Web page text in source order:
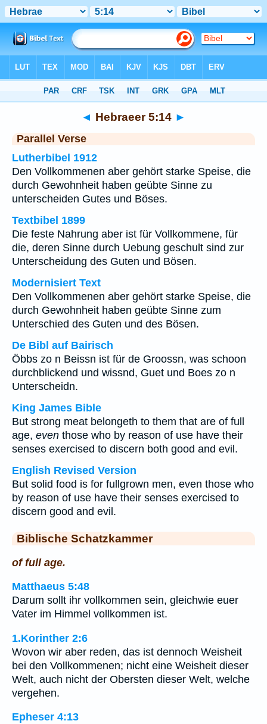
◄ Hebraeer 5:14 ►
Parallel Verse
Lutherbibel 1912
Den Vollkommenen aber gehört starke Speise, die
durch Gewohnheit haben geübte Sinne zu
unterscheiden Gutes und Böses.
Textbibel 1899
Die feste Nahrung aber ist für Vollkommene, für
die, deren Sinne durch Uebung geschult sind zur
Unterscheidung des Guten und Bösen.
Modernisiert Text
Den Vollkommenen aber gehört starke Speise, die
durch Gewohnheit haben geübte Sinne zum
Unterschied des Guten und des Bösen.
De Bibl auf Bairisch
Öbbs zo n Beissn ist für de Groossn, was schoon
durchblickend und wissnd, Guet und Boes zo n
Unterscheidn.
King James Bible
But strong meat belongeth to them that are of full
age, even those who by reason of use have their
senses exercised to discern both good and evil.
English Revised Version
But solid food is for fullgrown men, even those who
by reason of use have their senses exercised to
discern good and evil.
Biblische Schatzkammer
of full age.
Matthaeus 5:48
Darum sollt ihr vollkommen sein, gleichwie euer
Vater im Himmel vollkommen ist.
1.Korinther 2:6
Wovon wir aber reden, das ist dennoch Weisheit
bei den Vollkommenen; nicht eine Weisheit dieser
Welt, auch nicht der Obersten dieser Welt, welche
vergehen.
Epheser 4:13